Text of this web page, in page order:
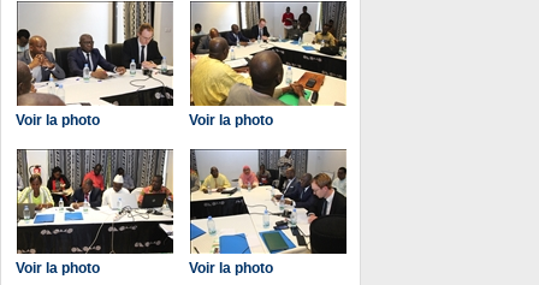
Voir la photo Voir la photo
Voir la photo Voir la photo